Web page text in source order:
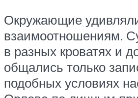
Окружающие
взаимоотношениям.
в разных кроватях и
общались только
подобных условиях